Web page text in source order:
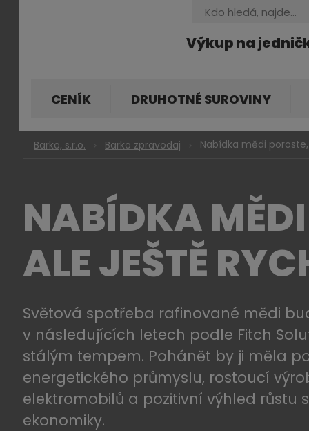
Výkup na
Vyhledávání
CENÍK DRUHOTNÉ SUROVINY
Barko, s.r.o. Barko zpravodaj Nabídka mědi
NABÍDKA
ALE JEŠTĚ
Světová spotřeba rafinované mědi
v následujících letech podle Fitch
stálým tempem. Pohánět by ji měla
energetického průmyslu, rostoucí
elektromobilů a pozitivní výhled růstu
ekonomiky.